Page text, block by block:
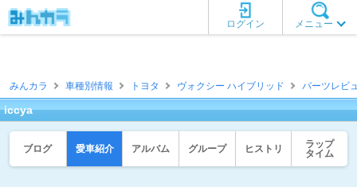
メニュー
ログイン
みんカラ 車種別情報 トヨタ ヴォクシー ハイブリッド パーツレビ
iccya
ブログ 愛車紹介 アルバム グループ ヒストリ
ラップ
タイム